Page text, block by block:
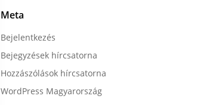
Meta
Bejelentkezés
Bejegyzések hírcsatorna
Hozzászólások hírcsatorna
WordPress Magyarország